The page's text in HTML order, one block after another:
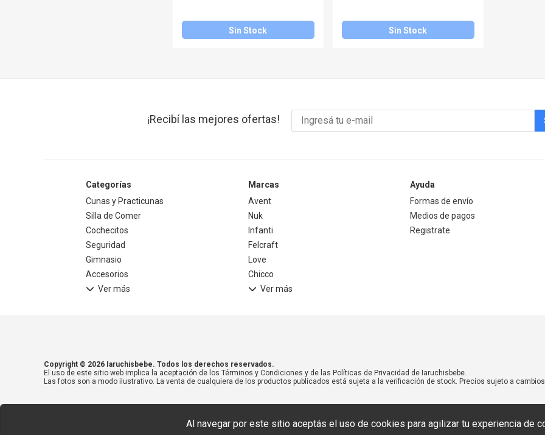
Al navegar por este sitio aceptás el uso de cookies para agilizar tu experiencia de
Sin Stock Sin Stock
¡Recibí las mejores ofertas!
Categorías
Cunas y Practicunas
Silla de Comer
Cochecitos
Seguridad
Gimnasio
Accesorios
Ver más
Marcas
Avent
Nuk
Infanti
Felcraft
Love
Chicco
Ver más
Ayuda
Formas de envío
Medios de pagos
Registrate
Copyright © 2026 Iaruchisbebe. Todos los derechos reservados.
El uso de este sitio web implica la aceptación de los Términos y Condiciones y de las Políticas de Privacidad de Iaruchisbebe.
Las fotos son a modo ilustrativo. La venta de cualquiera de los productos publicados está sujeta a la verificación de stock. Precios sujeto a